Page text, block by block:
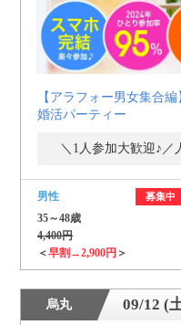
【アラフォー男女集合
婚活パーティー
＼1人参加大歓迎♪／
男性 募集中
35～48歳
4,400円
＜早割→2,900円 ＞
烏丸 09/12 (